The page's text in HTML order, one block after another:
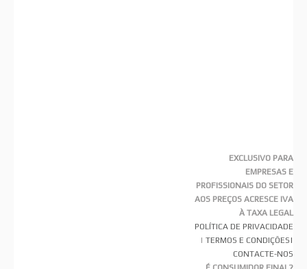
EXCLUSIVO PARA
EMPRESAS E
PROFISSIONAIS DO SETOR
AOS PREÇOS ACRESCE IVA
À TAXA LEGAL
POLÍTICA DE PRIVACIDADE
| TERMOS E CONDIÇÕES|
CONTACTE-NOS